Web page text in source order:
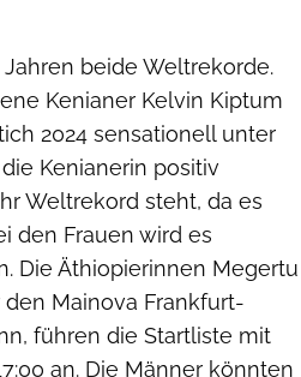
beide Weltrekorde.
Kenianer Kelvin Kiptum
2024 sensationell unter
Kenianerin positiv
Weltrekord steht, da es
den Frauen wird es
Die Äthiopierinnen Megertu
Mainova Frankfurt-
führen die Startliste mit
an. Die Männer könnten